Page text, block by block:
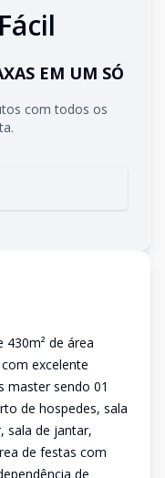
EM UM SÓ
com todos os
de área
excelente
master sendo 01
de hospedes, sala
sala de jantar,
de festas com
de